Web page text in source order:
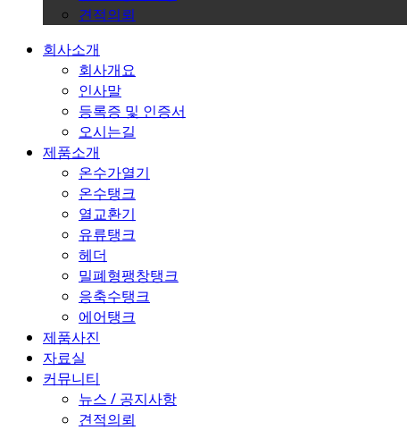
견적의뢰
회사소개
회사개요
인사말
등록증 및 인증서
오시는길
제품소개
온수가열기
온수탱크
열교환기
유류탱크
헤더
밀폐형팽창탱크
응축수탱크
에어탱크
제품사진
자료실
커뮤니티
뉴스 / 공지사항
견적의뢰